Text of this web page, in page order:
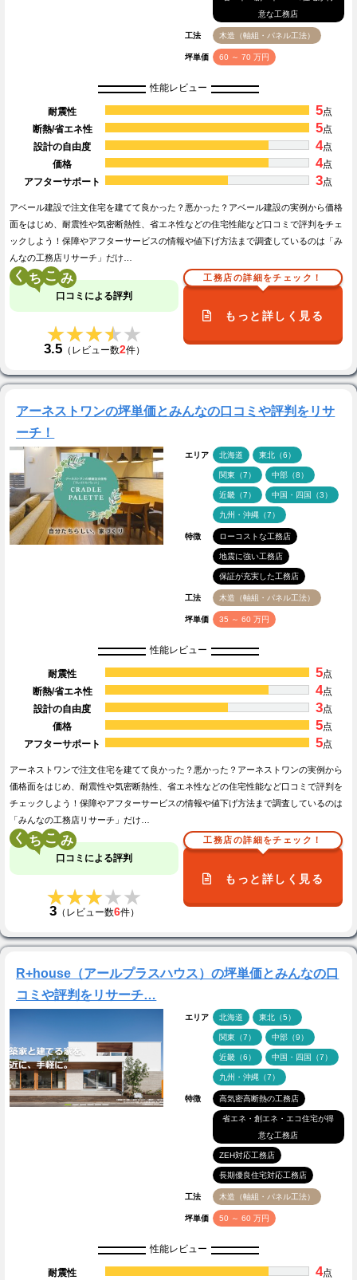
意な工務店
工法 木造（軸組・パネル工法）
坪単価 60 ～ 70 万円
性能レビュー
耐震性 5点
断熱/省エネ性
5点
設計の自由度
4点
価格
4点
アフターサポート
3点
アベール建設で注文住宅を建てて良かった？悪かった？アベール建設の実例から価格
面をはじめ、耐震性や気密断熱性、省エネ性などの住宅性能など口コミで評判をチェ
ックしよう！保障やアフターサービスの情報や値下げ方法まで調査しているのは「み
んなの工務店リサーチ」だけ…
く こ
口コミによる評判
★★★★★
★★★★★
3.5（レビュー数2件）
工務店の詳細をチェック！
もっと詳しく見る
アーネストワンの坪単価とみんなの口コミや評判をリサ
ーチ！
エリア 北海道 東北（6）
関東（7） 中部（8）
近畿（7） 中国・四国（3）
九州・沖縄（7）
特徴 ローコストな工務店
地震に強い工務店
保証が充実した工務店
工法 木造（軸組・パネル工法）
坪単価 35 ～ 60 万円
性能レビュー
耐震性 5点
断熱/省エネ性
4点
設計の自由度
3点
価格
5点
アフターサポート
5点
アーネストワンで注文住宅を建てて良かった？悪かった？アーネストワンの実例から
価格面をはじめ、耐震性や気密断熱性、省エネ性などの住宅性能など口コミで評判を
チェックしよう！保障やアフターサービスの情報や値下げ方法まで調査しているのは
「みんなの工務店リサーチ」だけ…
く こ
口コミによる評判
★★★★★
★★★★★
3（レビュー数6件）
工務店の詳細をチェック！
もっと詳しく見る
R+house（アールプラスハウス）の坪単価とみんなの口
コミや評判をリサーチ…
エリア 北海道 東北（5）
関東（7） 中部（9）
近畿（6） 中国・四国（7）
九州・沖縄（7）
特徴 高気密高断熱の工務店
省エネ・創エネ・エコ住宅が得
意な工務店
ZEH対応工務店
長期優良住宅対応工務店
工法 木造（軸組・パネル工法）
坪単価 50 ～ 60 万円
性能レビュー
耐震性 4点